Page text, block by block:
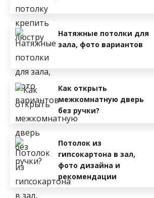
Натяжные потолки для
зала, фото вариантов
Как открыть
межкомнатную дверь
без ручки?
Потолок из
гипсокартона в зал,
фото дизайна и
рекомендации